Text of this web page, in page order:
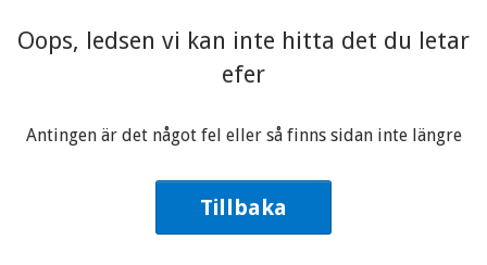
Oops, ledsen vi kan inte hitta det du letar
efer
Antingen är det något fel eller så finns sidan inte längre
Tillbaka